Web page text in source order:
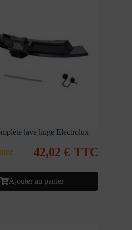
lave linge Electrolux
42,02 € TTC
Ajouter au panier